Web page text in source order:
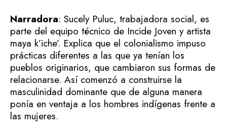
Narradora: Sucely Puluc, trabajadora social, es
parte del equipo técnico de Incide Joven y artista
maya k’iche’. Explica que el colonialismo impuso
prácticas diferentes a las que ya tenían los
pueblos originarios, que cambiaron sus formas de
relacionarse. Así comenzó a construirse la
masculinidad dominante que de alguna manera
ponía en ventaja a los hombres indígenas frente a
las mujeres.